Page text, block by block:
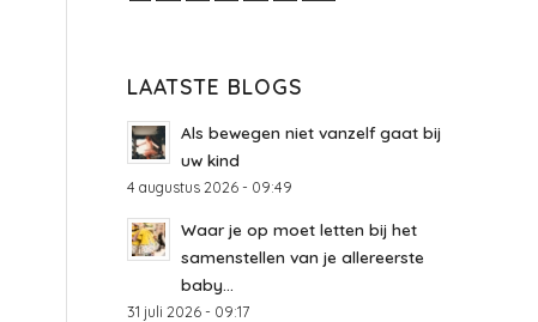
LAATSTE BLOGS
Als bewegen niet vanzelf gaat bij
uw kind
4 augustus 2026 - 09:49
Waar je op moet letten bij het
samenstellen van je allereerste
baby...
31 juli 2026 - 09:17